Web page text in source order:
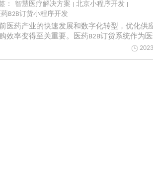
： 智慧医疗解决方案
北京小程序开发
药B2B订货小程序开发
医药产业的快速发展和数字化转型，优化供
效率变得至关重要。医药B2B订货系统作为